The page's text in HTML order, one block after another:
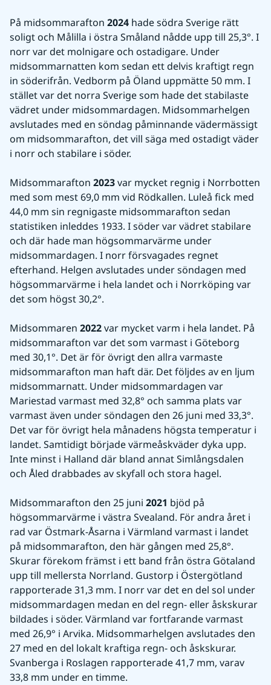
På midsommarafton 2024 hade södra Sverige rätt
soligt och Målilla i östra Småland nådde upp till 25,3°. I
norr var det molnigare och ostadigare. Under
midsommarnatten kom sedan ett delvis kraftigt regn
in söderifrån. Vedborm på Öland uppmätte 50 mm. I
stället var det norra Sverige som hade det stabilaste
vädret under midsommardagen. Midsommarhelgen
avslutades med en söndag påminnande vädermässigt
om midsommarafton, det vill säga med ostadigt väder
i norr och stabilare i söder.
Midsommarafton 2023 var mycket regnig i Norrbotten
med som mest 69,0 mm vid Rödkallen. Luleå fick med
44,0 mm sin regnigaste midsommarafton sedan
statistiken inleddes 1933. I söder var vädret stabilare
och där hade man högsommarvärme under
midsommardagen. I norr försvagades regnet
efterhand. Helgen avslutades under söndagen med
högsommarvärme i hela landet och i Norrköping var
det som högst 30,2°.
Midsommaren 2022 var mycket varm i hela landet. På
midsommarafton var det som varmast i Göteborg
med 30,1°. Det är för övrigt den allra varmaste
midsommarafton man haft där. Det följdes av en ljum
midsommarnatt. Under midsommardagen var
Mariestad varmast med 32,8° och samma plats var
varmast även under söndagen den 26 juni med 33,3°.
Det var för övrigt hela månadens högsta temperatur i
landet. Samtidigt började värmeåskväder dyka upp.
Inte minst i Halland där bland annat Simlångsdalen
och Åled drabbades av skyfall och stora hagel.
Midsommarafton den 25 juni 2021 bjöd på
högsommarvärme i västra Svealand. För andra året i
rad var Östmark-Åsarna i Värmland varmast i landet
på midsommarafton, den här gången med 25,8°.
Skurar förekom främst i ett band från östra Götaland
upp till mellersta Norrland. Gustorp i Östergötland
rapporterade 31,3 mm. I norr var det en del sol under
midsommardagen medan en del regn- eller åskskurar
bildades i söder. Värmland var fortfarande varmast
med 26,9° i Arvika. Midsommarhelgen avslutades den
27 med en del lokalt kraftiga regn- och åskskurar.
Svanberga i Roslagen rapporterade 41,7 mm, varav
33,8 mm under en timme.